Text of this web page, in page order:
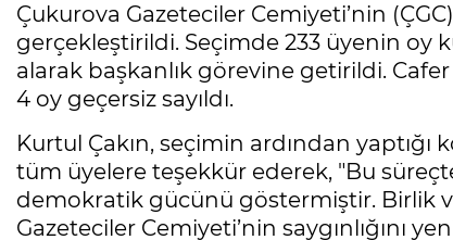
Çukurova Gazeteciler Cemiyeti’nin
gerçekleştirildi. Seçimde 233 üyenin oy
alarak başkanlık görevine getirildi.
4 oy geçersiz sayıldı.
Kurtul Çakın, seçimin ardından
tüm üyelere teşekkür ederek, "Bu
demokratik gücünü göstermiştir. Birlik
Gazeteciler Cemiyeti’nin saygınlığını